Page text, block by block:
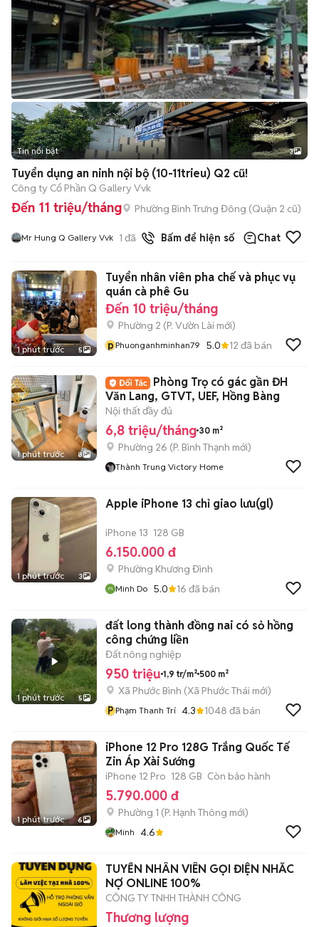
Tin nổi bật 3
Tuyển dụng an ninh nội bộ (10-11trieu) Q2 cũ!
Công ty Cổ Phần Q Gallery Vvk
Đến 11 triệu/tháng Phường Bình Trưng Đông (Quận 2 cũ)
Mr Hung Q Gallery Vvk 1 đã bán Bấm để hiện số Chat
1 phút trước 5
Tuyển nhân viên pha chế và phục vụ
quán cà phê Gu
Đến 10 triệu/tháng
Phường 2 (P. Vườn Lài mới)
pPhuonganhminhan79 5.0 12 đã bán
1 phút trước 8
Phòng Trọ có gác gần ĐH
Văn Lang, GTVT, UEF, Hồng Bàng
Nội thất đầy đủ
6,8 triệu/tháng 30 m²
Phường 26 (P. Bình Thạnh mới)
Thành Trung Victory Home
1 phút trước 3
Apple iPhone 13 chỉ giao lưu(gl)
iPhone 13 128 GB
6.150.000 đ
Phường Khương Đình
Minh Do 5.0 16 đã bán
1 phút trước 5
đất long thành đồng nai có sỏ hồng
công chứng liền
Đất nông nghiệp
950 triệu 1,9 tr/m² 500 m²
Xã Phước Bình (Xã Phước Thái mới)
P Phạm Thanh Trí 4.3 1048 đã bán
1 phút trước 6
iPhone 12 Pro 128G Trắng Quốc Tế
Zin Áp Xài Sướng
iPhone 12 Pro 128 GB Còn bảo hành
5.790.000 đ
Phường 1 (P. Hạnh Thông mới)
Minh 4.6
TUYỂN NHÂN VIÊN GỌI ĐIỆN NHẮC
NỢ ONLINE 100%
CÔNG TY TNHH THÀNH CÔNG
Thương lượng